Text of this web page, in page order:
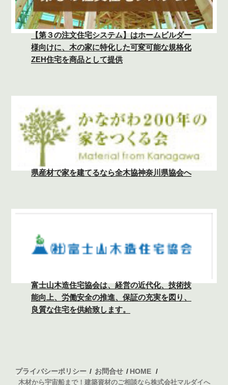
【第３の注文住宅システム】はホームビルダー
様向けに、木の家に特化した可変可能な規格化
ZEH住宅を商品として提供
県産材で家を建てるなら全木協神奈川県協会へ
富士山木造住宅協会は、経営の近代化、技術技
能向上、労働安全の推進、保証の充実を図り、
良質な住宅を供給致します。
プライバシーポリシー お問合せ HOME
木材から宇宙船まで！建築資材のご相談なら株式会社マルダイへ